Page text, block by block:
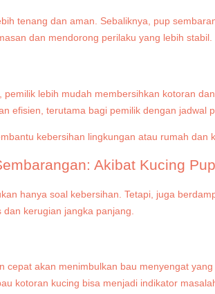
tenang dan aman. Sebaliknya, pup
dan mendorong perilaku yang lebih stabil.
lebih mudah membersihkan kotoran
efisien, terutama bagi pemilik dengan jadwal
Akibat Kucing
hanya soal kebersihan. Tetapi, juga
kerugian jangka panjang.
cepat akan menimbulkan bau menyengat
kotoran kucing bisa menjadi indikator